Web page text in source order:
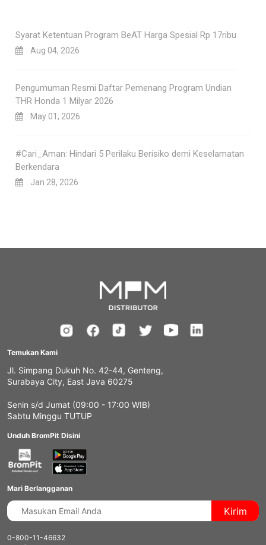
Syarat Ketentuan Program BeAT Harga Spesial Rp 17ribu
Aug 04, 2026
Pengumuman Resmi Daftar Pemenang Program Undian
THR Honda 1 Milyar 2026
May 01, 2026
#Cari_Aman: Hindari 5 Perilaku Berisiko demi Keselamatan
Berkendara
Jan 28, 2026
Temukan Kami
Jl. Simpang Dukuh No. 42-44, Genteng,
Surabaya City, East Java 60275
Senin s/d Jumat (09:00 - 17:00 WIB)
Sabtu Minggu TUTUP
Unduh BromPit Disini
Mari Berlangganan
Kirim
0-800-11-46632